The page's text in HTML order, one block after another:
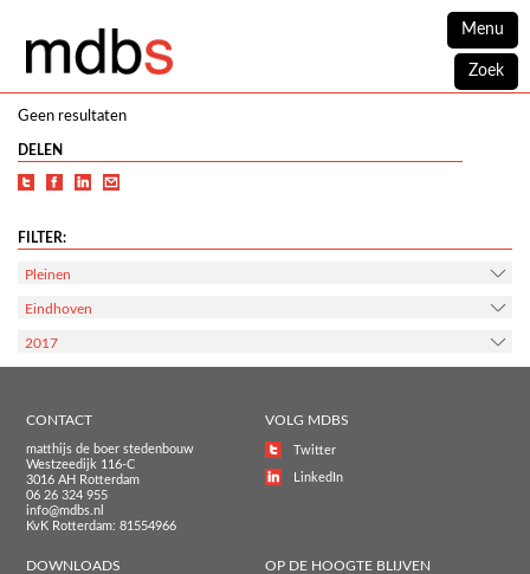
Menu
Zoek
Geen resultaten
DELEN
FILTER:
Pleinen
Eindhoven
2017
CONTACT
matthijs de boer stedenbouw
Westzeedijk 116-C
3016 AH Rotterdam
06 26 324 955
info@mdbs.nl
KvK Rotterdam: 81554966
VOLG MDBS
Twitter
LinkedIn
DOWNLOADS OP DE HOOGTE BLIJVEN